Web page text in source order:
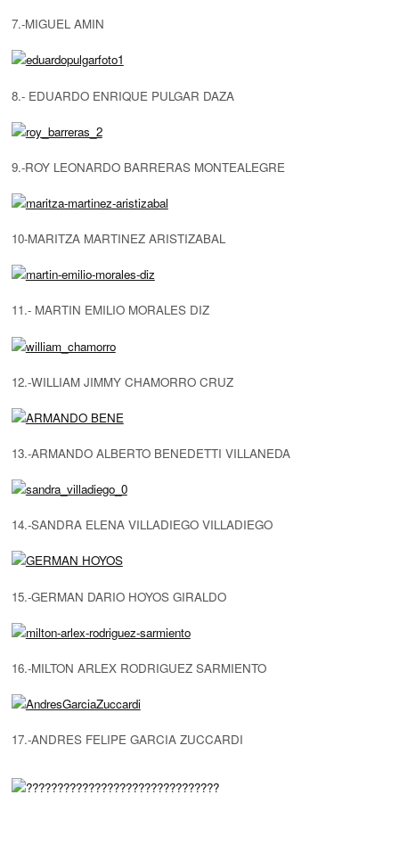
7.-MIGUEL AMIN
8.- EDUARDO ENRIQUE PULGAR DAZA
9.-ROY LEONARDO BARRERAS MONTEALEGRE
10-MARITZA MARTINEZ ARISTIZABAL
11.- MARTIN EMILIO MORALES DIZ
12.-WILLIAM JIMMY CHAMORRO CRUZ
13.-ARMANDO ALBERTO BENEDETTI VILLANEDA
14.-SANDRA ELENA VILLADIEGO VILLADIEGO
15.-GERMAN DARIO HOYOS GIRALDO
16.-MILTON ARLEX RODRIGUEZ SARMIENTO
17.-ANDRES FELIPE GARCIA ZUCCARDI